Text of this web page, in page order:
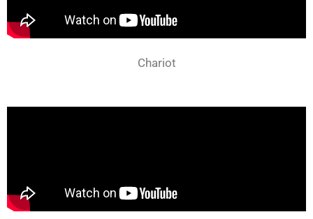
Chariot